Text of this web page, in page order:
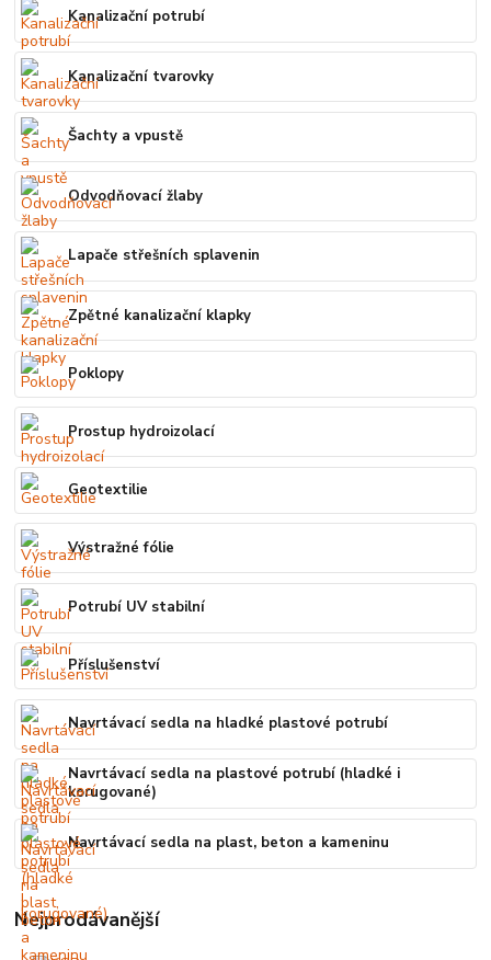
Kanalizační potrubí
Kanalizační tvarovky
Šachty a vpustě
Odvodňovací žlaby
Lapače střešních splavenin
Zpětné kanalizační klapky
Poklopy
Prostup hydroizolací
Geotextilie
Výstražné fólie
Potrubí UV stabilní
Příslušenství
Navrtávací sedla na hladké plastové potrubí
Navrtávací sedla na plastové potrubí (hladké i
korugované)
Navrtávací sedla na plast, beton a kameninu
Nejprodávanější